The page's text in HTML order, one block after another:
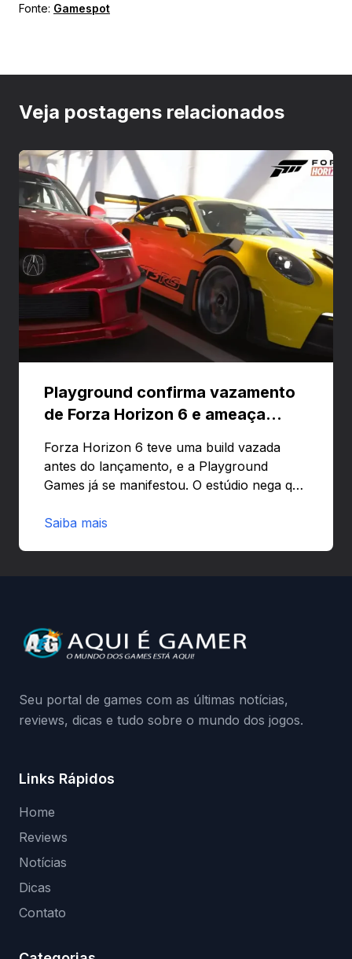
Fonte: Gamespot
Veja postagens relacionados
Playground confirma vazamento
de Forza Horizon 6 e ameaça
Forza Horizon 6 teve uma build vazada
antes do lançamento, e a Playground
Games já se manifestou. O estúdio nega que
preload e avisa que quem usar versões não
da Playground: negação do preload,
medidas contra acessos não autorizados
Saiba mais
Seu portal de games com as últimas notícias,
reviews, dicas e tudo sobre o mundo dos jogos.
Links Rápidos
Home
Reviews
Notícias
Dicas
Contato